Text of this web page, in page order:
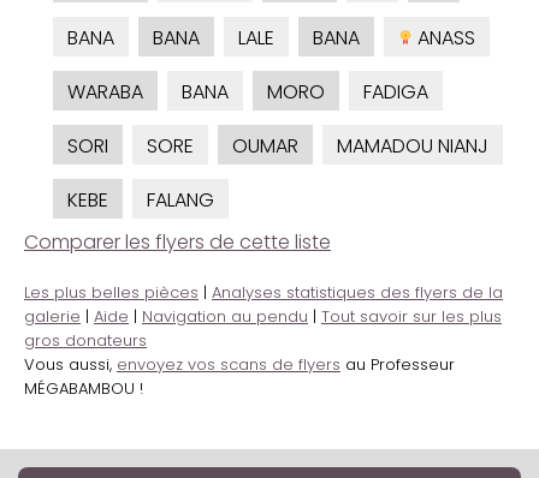
BANA
BANA LALE BANA
ANASS
WARABA
BANA MORO
FADIGA
SORI
SORE OUMAR
MAMADOU NIANJ
KEBE
FALANG
Comparer les flyers de cette liste
Les plus belles pièces | Analyses statistiques des flyers de la
galerie | Aide | Navigation au pendu | Tout savoir sur les plus
gros donateurs
Vous aussi, envoyez vos scans de flyers au Professeur
MÉGABAMBOU !